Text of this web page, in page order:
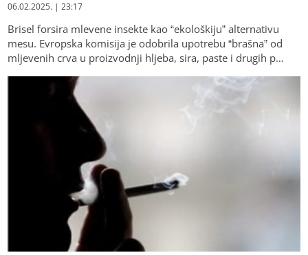
06.02.2025. | 23:17
Brisel forsira mlevene insekte kao “ekološkiju” alternativu
mesu. Evropska komisija je odobrila upotrebu “brašna” od
mljevenih crva u proizvodnji hljeba, sira, paste i drugih p…